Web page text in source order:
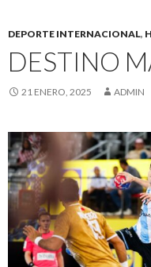
DEPORTE INTERNACIONAL,
DESTINO
21 ENERO, 2025 ADMIN